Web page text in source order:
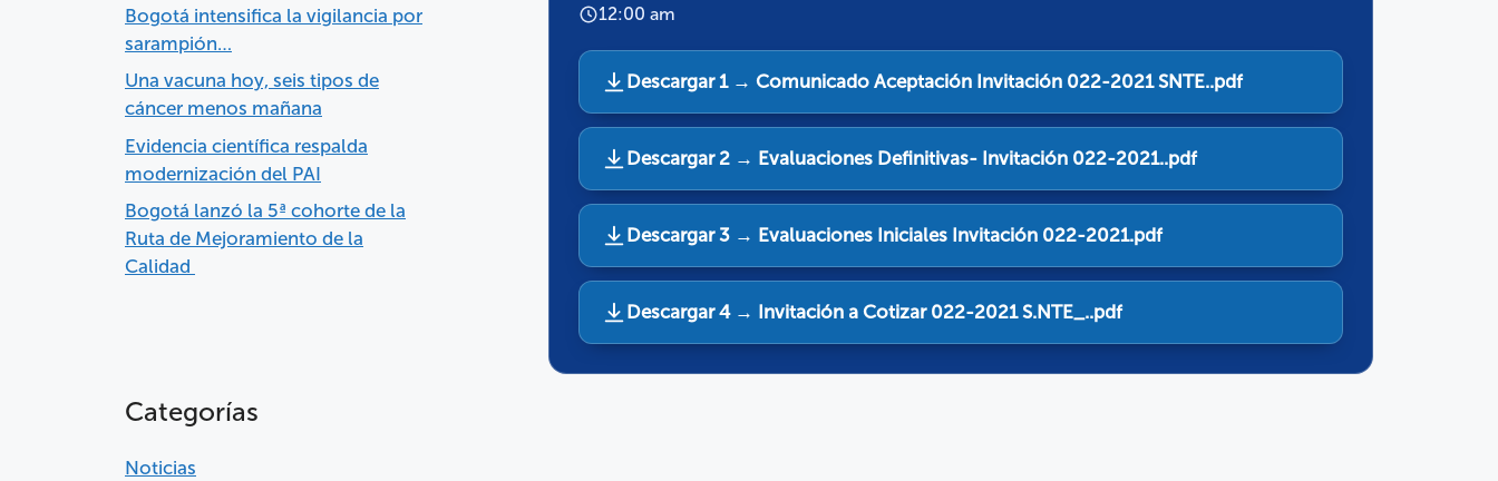
12:00 am
Descargar 1 → Comunicado Aceptación Invitación 022-2021 SNTE..pdf
Descargar 2 → Evaluaciones Definitivas- Invitación 022-2021..pdf
Descargar 3 → Evaluaciones Iniciales Invitación 022-2021.pdf
Descargar 4 → Invitación a Cotizar 022-2021 S.NTE_..pdf
Bogotá intensifica la vigilancia por
sarampión…
Una vacuna hoy, seis tipos de
cáncer menos mañana
Evidencia científica respalda
modernización del PAI
Bogotá lanzó la 5ª cohorte de la
Ruta de Mejoramiento de la
Calidad
Categorías
Noticias